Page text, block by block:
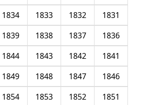
1831
1832
1833
1834
1836
1837
1838
1839
1841
1842
1843
1844
1846
1847
1848
1849
1851
1852
1853
1854